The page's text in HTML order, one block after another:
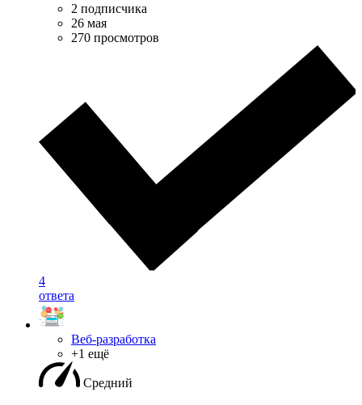
2 подписчика
26 мая
270 просмотров
4
ответа
Веб-разработка
+1 ещё
Средний